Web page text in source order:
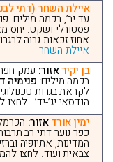
איילת השחר (דתי
עד יב’, בכמה מילים:
פסטורלי ושקט. יחס
אחוז זכאות גבוה
איילת השחר
בן יקיראזור: עמק
בכמה מילים: פנימיה
לקראת בגרות
הנדסאי יג’-יד’.
ימין אורדאזור:
כפר נוער דתי רב
המדינות, אתיופיה
צבאית ועוד. לחצו